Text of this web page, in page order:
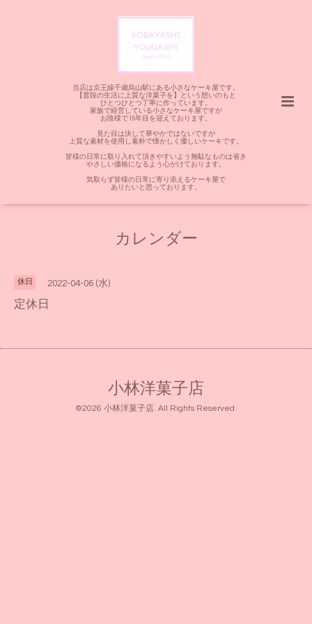
当店は京王線千歳烏山駅にある小さなケーキ屋です。
【普段の生活に上質な洋菓子を】という想いのもと
ひとつひとつ丁寧に作っています。
家族で経営している小さなケーキ屋ですが
お陰様で15年目を迎えております。
見た目は決して華やかではないですが
上質な素材を使用し素朴で懐かしく優しいケーキです。
皆様の日常に取り入れて頂きやすいよう無駄なものは省き
やさしい価格になるよう心がけております。
気取らず皆様の日常に寄り添えるケーキ屋で
ありたいと思っております。
カレンダー
休日 2022-04-06 (水)
定休日
小林洋菓子店
©2026 小林洋菓子店. All Rights Reserved.